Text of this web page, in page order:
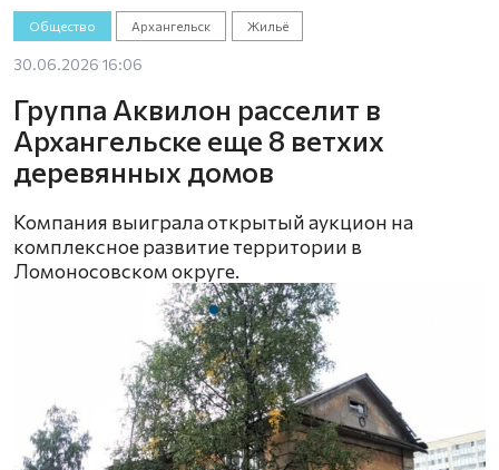
Общество Архангельск Жильё
30.06.2026 16:06
Группа Аквилон расселит в
Архангельске еще 8 ветхих
деревянных домов
Компания выиграла открытый аукцион на
комплексное развитие территории в
Ломоносовском округе.